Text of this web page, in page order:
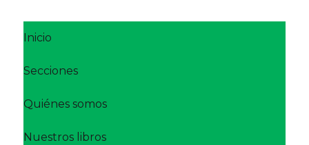
Inicio
Secciones
Quiénes somos
Nuestros libros